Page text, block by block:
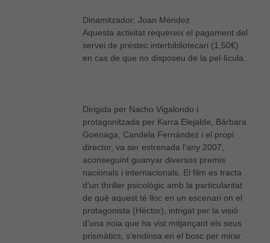
Dinamitzador: Joan Méndez
Aquesta activitat requereix el pagament del
servei de préstec interbibliotecari (1,50€)
en cas de que no disposeu de la pel·lícula.
Dirigida per Nacho Vigalondo i
protagonitzada per Karra Elejalde, Bárbara
Goenaga, Candela Fernández i el propi
director, va ser estrenada l’any 2007,
aconseguint guanyar diversos premis
nacionals i internacionals. El film es tracta
d’un thriller psicològic amb la particularitat
de què aquest té lloc en un escenari on el
protagonista (Héctor), intrigat per la visió
d’una noia que ha vist mitjançant els seus
prismàtics, s’endinsa en el bosc per mirar